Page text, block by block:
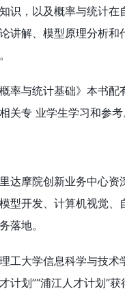
识，以及概率与统计
讲解、模型原理分析
概率与统计基础》本书
关专 业学生学习和参考
达摩院创新业务中心
型开发、计算机视觉
落地。
工大学信息科学与技
计划”“浦江人才计划”